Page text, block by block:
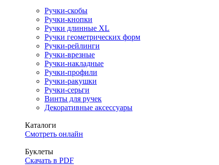
Ручки-скобы
Ручки-кнопки
Ручки длинные XL
Ручки геометрических форм
Ручки-рейлинги
Ручки-врезные
Ручки-накладные
Ручки-профили
Ручки-ракушки
Ручки-серьги
Винты для ручек
Декоративные аксессуары
Каталоги
Смотреть онлайн
Буклеты
Скачать в PDF